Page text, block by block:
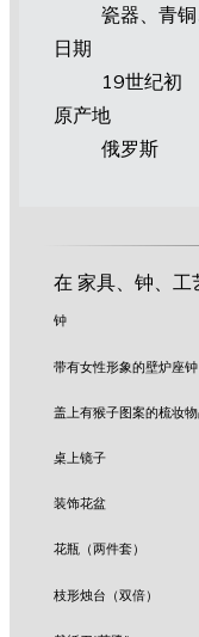
瓷器、青
日期
19世纪初
原产地
俄罗斯
在 家具、钟、工
钟
带有女性形象的壁炉座钟
盖上有猴子图案的梳妆
桌上镜子
装饰花盆
花瓶（两件套）
枝形烛台（双倍）